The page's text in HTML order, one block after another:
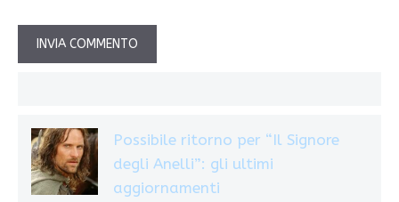
Possibile ritorno per “Il Signore
degli Anelli”: gli ultimi
aggiornamenti